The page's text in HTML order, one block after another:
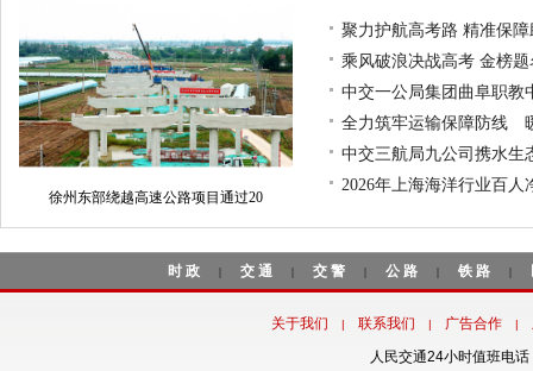
徐州东部绕越高速公路项目通过20
聚力护航高考路 精准保
乘风破浪决战高考 金榜
中交一公局集团曲阜职教
全力筑牢运输保障防线
中交三航局九公司携水生
2026年上海海洋行业百
时政 | 交通 | 交警 | 公路 | 铁路 |
关于我们 | 联系我们 | 广告合作 |
人民交通24小时值班电